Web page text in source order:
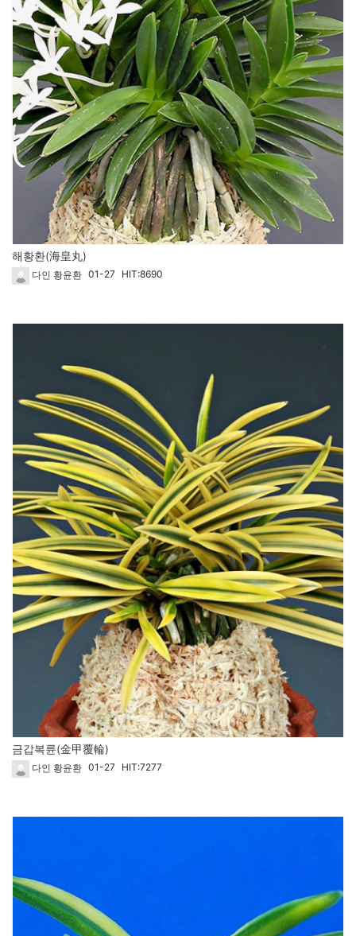
해황환(海皇丸)
다인 황윤환 01-27 HIT:8690
금갑복륜(金甲覆輪)
다인 황윤환 01-27 HIT:7277